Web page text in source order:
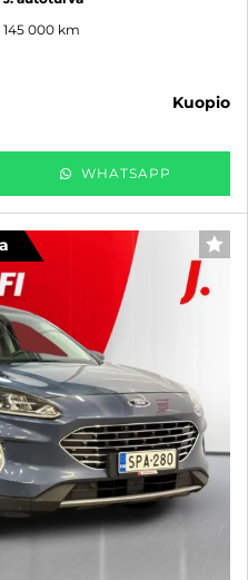
000 km
kuopio
WHATSAPP